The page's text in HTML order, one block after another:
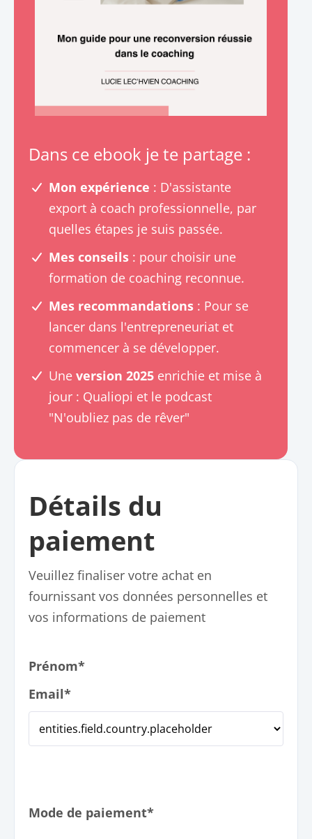
Dans ce ebook je te partage :
Mon expérience : D'assistante
export à coach professionnelle, par
quelles étapes je suis passée.
Mes conseils : pour choisir une
formation de coaching reconnue.
Mes recommandations : Pour se
lancer dans l'entrepreneuriat et
commencer à se développer.
Une version 2025 enrichie et mise à
jour : Qualiopi et le podcast
"N'oubliez pas de rêver"
Détails du
paiement
Veuillez finaliser votre achat en
fournissant vos données personnelles et
vos informations de paiement
Prénom*
Email*
Mode de paiement*